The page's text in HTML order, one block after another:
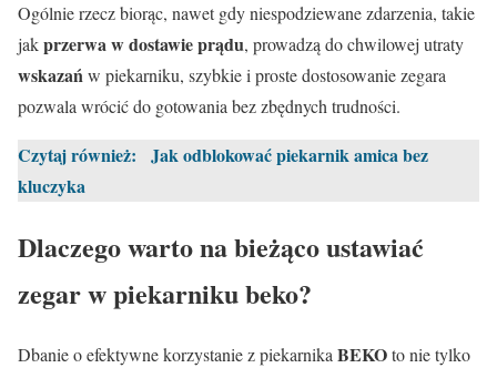
Ogólnie rzecz biorąc, nawet gdy niespodziewane zdarzenia, takie
jakprzerwa w dostawie prądu, prowadzą do chwilowej utraty
wskazańw piekarniku, szybkie i proste dostosowanie zegara
pozwala wrócić do gotowania bez zbędnych trudności.
Czytaj również:
Jak odblokować piekarnik amica bez
kluczyka
Dlaczego warto na bieżąco ustawiać
zegar w piekarniku beko?
Dbanie o efektywne korzystanie z piekarnika BEKOto nie tylko